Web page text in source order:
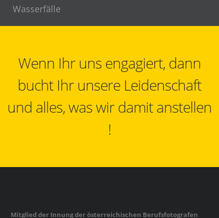
Wasserfälle
Wenn Ihr uns engagiert, dann
bucht Ihr unsere Leidenschaft
und alles, was wir damit anstellen
!
Mitglied der Innung der österreichischen Berufsfotografen